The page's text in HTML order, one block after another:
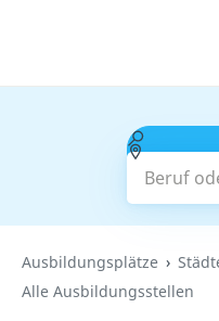
Beruf
Ausbildungsplätze
Alle Ausbildungsstellen